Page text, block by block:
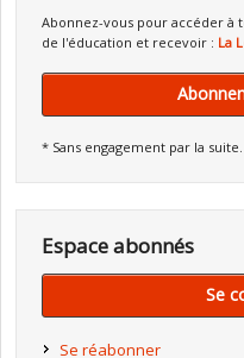
Abonnez-vous pour accéder
de l'éducation et recevoir : La
* Sans engagement par la suite.
Espace abonnés
Se
Se réabonner